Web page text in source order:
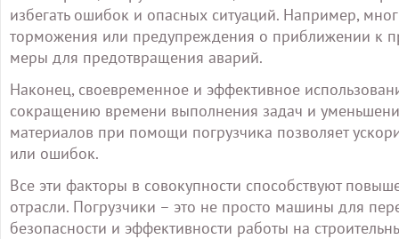
избегать ошибок и опасных ситуаций. Например,
торможения или предупреждения о приближении к
меры для предотвращения аварий.
Наконец, своевременное и эффективное
сокращению времени выполнения задач и
материалов при помощи погрузчика позволяет
или ошибок.
Все эти факторы в совокупности способствуют
отрасли. Погрузчики – это не просто машины для
безопасности и эффективности работы на